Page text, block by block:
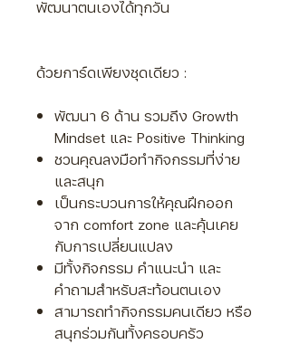
พัฒนาตนเองได้ทุกวัน
ด้วยการ์ดเพียงชุดเดียว :
พัฒนา 6 ด้าน รวมถึง Growth
Mindset และ Positive Thinking
ชวนคุณลงมือทำกิจกรรมที่ง่าย
และสนุก
เป็นกระบวนการให้คุณฝึกออก
จาก comfort zone และคุ้นเคย
กับการเปลี่ยนแปลง
มีทั้งกิจกรรม คำแนะนำ และ
คำถามสำหรับสะท้อนตนเอง
สามารถทำกิจกรรมคนเดียว หรือ
สนุกร่วมกันทั้งครอบครัว